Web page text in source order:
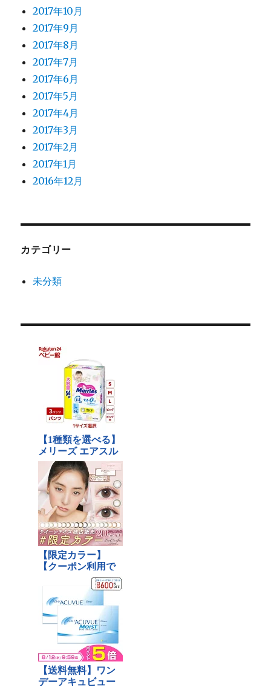
2017年10月
2017年9月
2017年8月
2017年7月
2017年6月
2017年5月
2017年4月
2017年3月
2017年2月
2017年1月
2016年12月
カテゴリー
未分類